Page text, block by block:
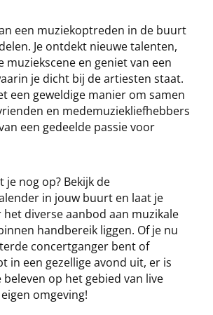
een muziekoptreden in de buurt
Je ontdekt nieuwe talenten,
muziekscene en geniet van een
je dicht bij de artiesten staat.
een geweldige manier om samen
en medemuziekliefhebbers
een gedeelde passie voor
je nog op? Bekijk de
in jouw buurt en laat je
diverse aanbod aan muzikale
handbereik liggen. Of je nu
concertganger bent of
in een gezellige avond uit, er is
op het gebied van live
omgeving!